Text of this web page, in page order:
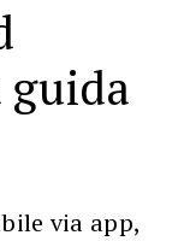
guida
via app,